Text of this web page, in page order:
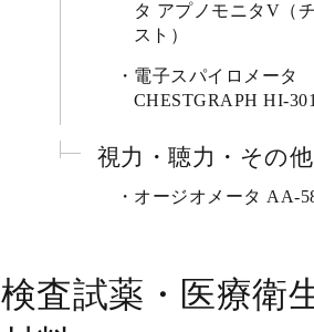
タ アプノモニタV（
スト）
電子スパイロメータ
CHESTGRAPH HI-
視力・聴力・その他
オージオメータ AA-
検査試薬・医療衛